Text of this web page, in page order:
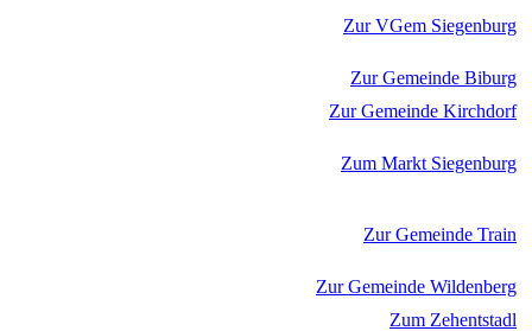
Zur VGem Siegenburg
Zur Gemeinde Biburg
Zur Gemeinde Kirchdorf
Zum Markt Siegenburg
Zur Gemeinde Train
Zur Gemeinde Wildenberg
Zum Zehentstadl